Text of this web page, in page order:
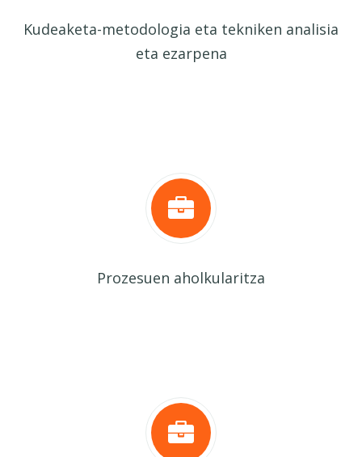
Kudeaketa-metodologia eta tekniken analisia
eta ezarpena
Prozesuen aholkularitza